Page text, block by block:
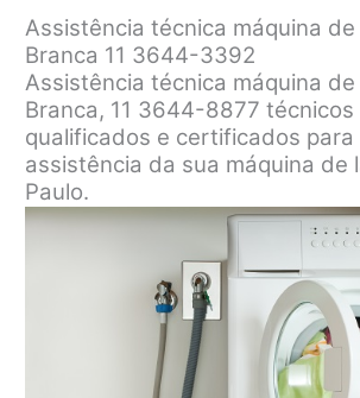
Assistência técnica máquina de
Branca 11 3644-3392
Assistência técnica máquina de
Branca, 11 3644-8877
qualificados e certificados para
assistência da sua máquina de
Paulo.